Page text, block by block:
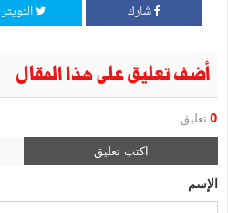
شارك التويتر
أضف تعليق على هذا المقال
0 تعليق
اكتب تعليق
الإسم